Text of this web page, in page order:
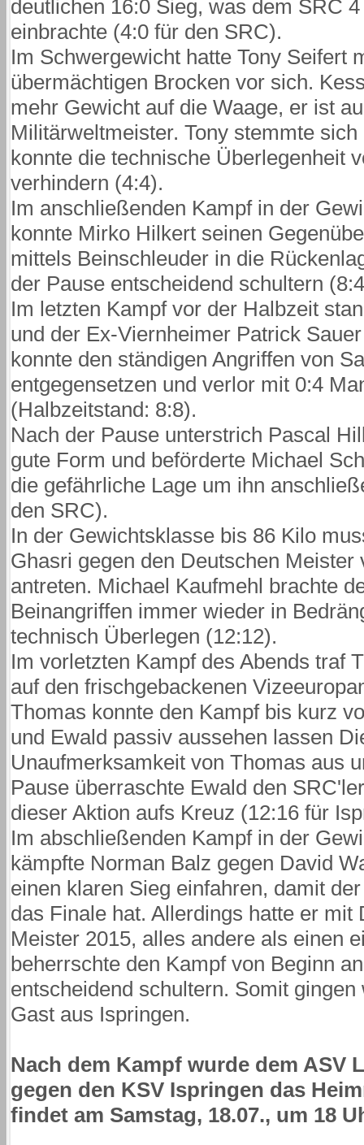
deutlichen 16:0 Sieg, was dem SRC
einbrachte (4:0 für den SRC).
Im Schwergewicht hatte Tony Seifert
übermächtigen Brocken vor sich.
mehr Gewicht auf die Waage, er ist
Militärweltmeister. Tony stemmte
konnte die technische Überlegenheit
verhindern (4:4).
Im anschließenden Kampf in der
konnte Mirko Hilkert seinen
mittels Beinschleuder in die
der Pause entscheidend schultern
Im letzten Kampf vor der Halbzeit
und der Ex-Viernheimer Patrick
konnte den ständigen Angriffen von
entgegensetzen und verlor mit 0:4
(Halbzeitstand: 8:8).
Nach der Pause unterstrich Pascal
gute Form und beförderte Michael
die gefährliche Lage um ihn
den SRC).
In der Gewichtsklasse bis 86 Kilo
Ghasri gegen den Deutschen Meister
antreten. Michael Kaufmehl brachte
Beinangriffen immer wieder in
technisch Überlegen (12:12).
Im vorletzten Kampf des Abends traf
auf den frischgebackenen
Thomas konnte den Kampf bis kurz
und Ewald passiv aussehen lassen
Unaufmerksamkeit von Thomas aus
Pause überraschte Ewald den
dieser Aktion aufs Kreuz (12:16 für
Im abschließenden Kampf in der
kämpfte Norman Balz gegen David
einen klaren Sieg einfahren, damit
das Finale hat. Allerdings hatte er mit
Meister 2015, alles andere als einen
beherrschte den Kampf von Beginn
entscheidend schultern. Somit
Gast aus Ispringen.
Nach dem Kampf wurde dem ASV
gegen den KSV Ispringen das
findet am Samstag, 18.07., um 18